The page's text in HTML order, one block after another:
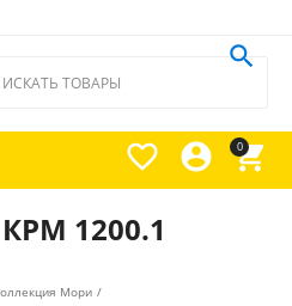
0




1200.1
Мори /